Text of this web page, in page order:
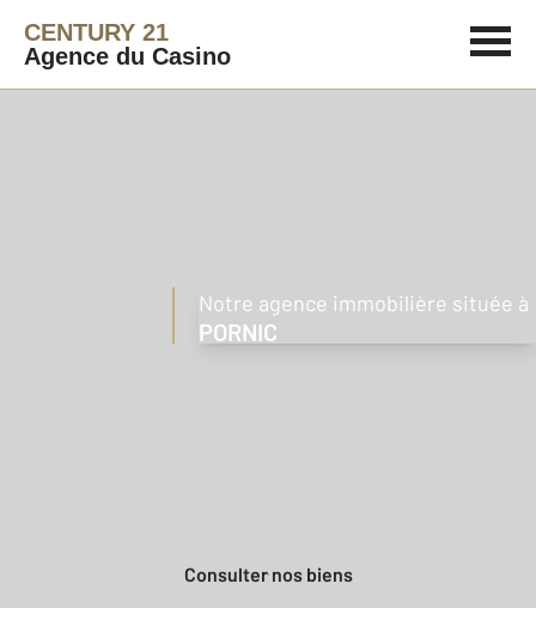
CENTURY 21
Agence du Casino
Notre agence immobilière située à
PORNIC
Consulter nos biens